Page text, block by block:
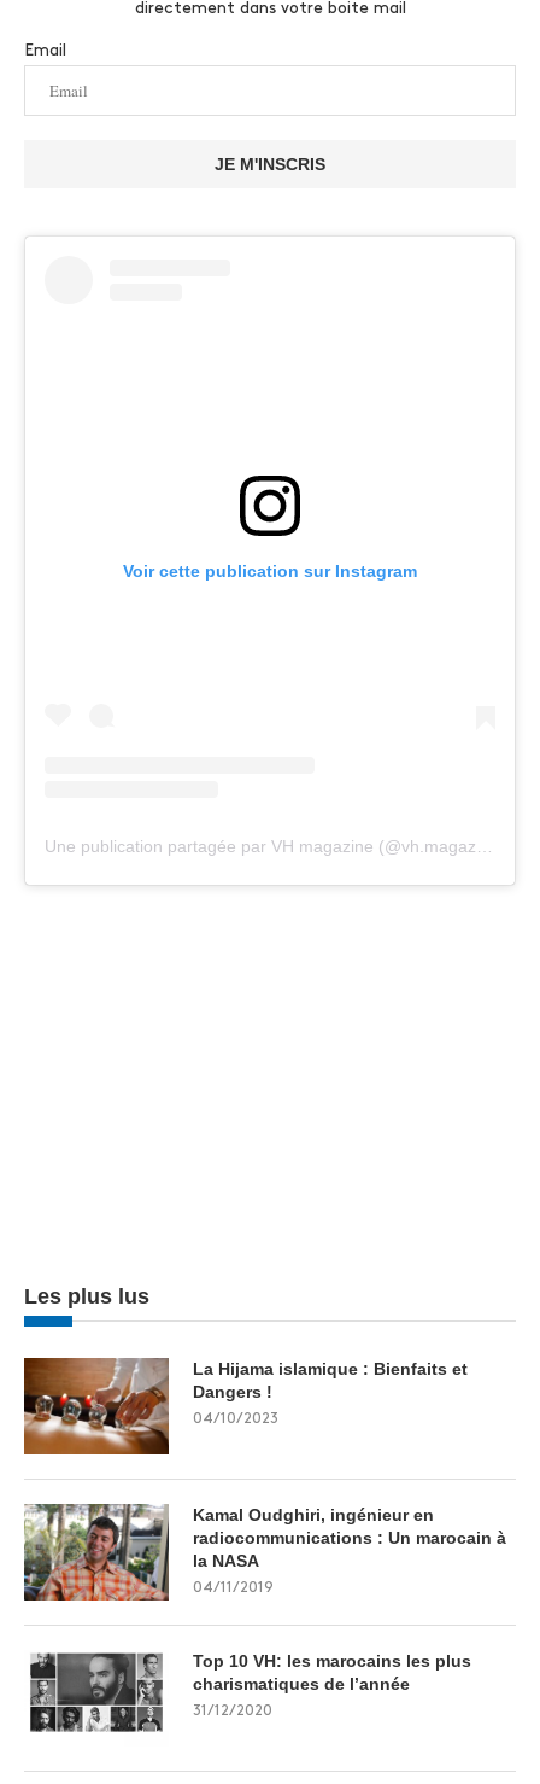
directement dans votre boite mail
Email
JE M'INSCRIS
Voir cette publication sur Instagram
Une publication partagée par VH magazine (@vh.magazine)
Les plus lus
La Hijama islamique : Bienfaits et
Dangers !
04/10/2023
Kamal Oudghiri, ingénieur en
radiocommunications : Un marocain à
la NASA
04/11/2019
Top 10 VH: les marocains les plus
charismatiques de l’année
31/12/2020